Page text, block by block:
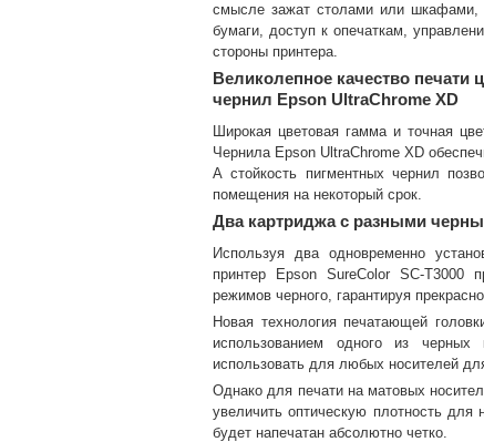
смысле зажат столами или шкафами,
бумаги, доступ к опечаткам,
стороны принтера.
Великолепное качество
чернил Epson UltraChrome XD
Широкая цветовая гамма и точная
Чернила Epson UltraChrome XD
А стойкость пигментных чернил
помещения на некоторый срок.
Два картриджа с разными
Используя два одновременно
принтер Epson SureColor SC-T3000
режимов черного, гарантируя
Новая технология печатающей
использованием одного из
использовать для любых носителей
Однако для печати на матовых
увеличить оптическую плотность
будет напечатан абсолютно четко.